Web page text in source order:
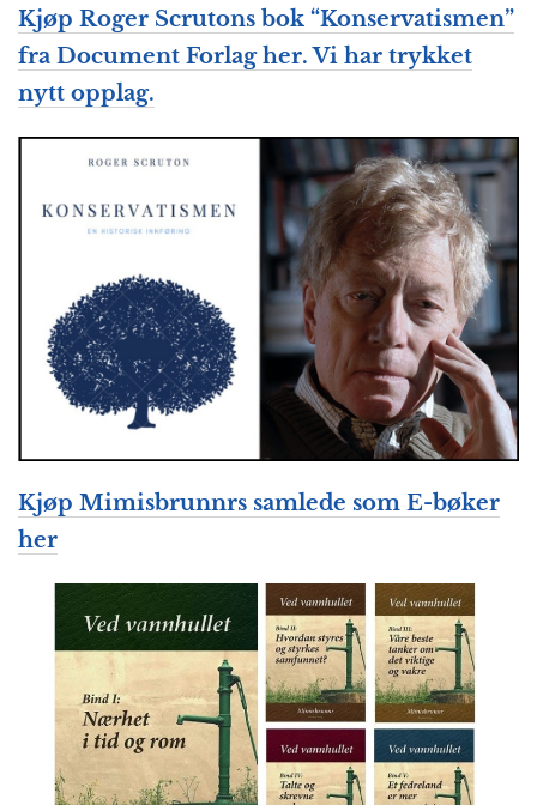
Kjøp Roger Scrutons bok “Konservatismen”
fra Document Forlag her. Vi har trykket
nytt opplag.
Kjøp Mimisbrunnrs samlede som E-bøker
her